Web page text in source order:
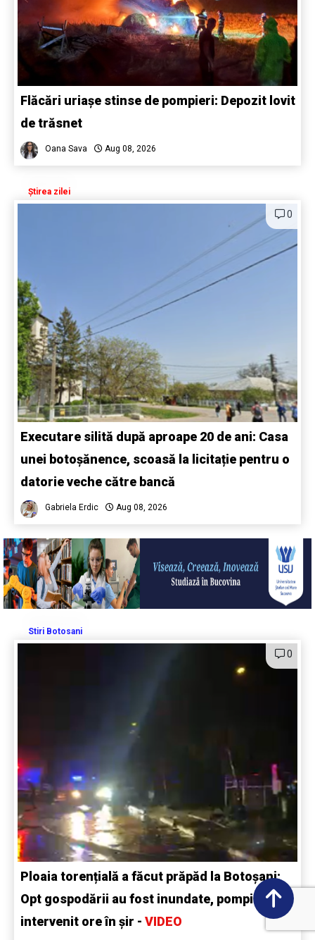
Flăcări uriașe stinse de pompieri: Depozit lovit
de trăsnet
Oana Sava Aug 08, 2026
Știrea zilei
0
Executare silită după aproape 20 de ani: Casa
unei botoșănence, scoasă la licitație pentru o
datorie veche către bancă
Gabriela Erdic Aug 08, 2026
Stiri Botosani
0
Ploaia torențială a făcut prăpăd la Botoșani:
Opt gospodării au fost inundate, pompierii au
intervenit ore în șir - VIDEO